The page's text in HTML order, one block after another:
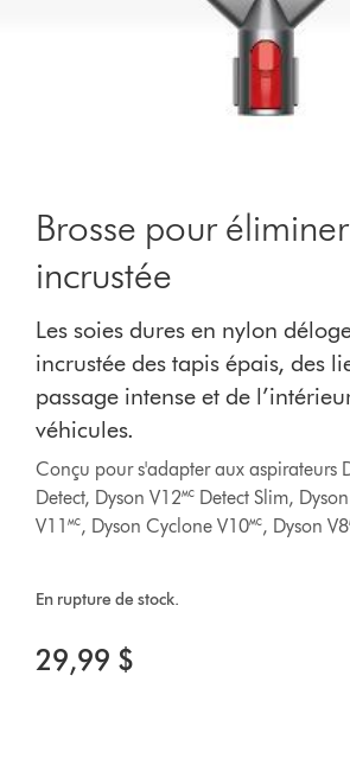
Brosse pour
incrustée
Les soies dures en nylon
incrustée des tapis épais, des
passage intense et de
véhicules.
Conçu pour s'adapter aux aspirateurs
Detect, Dyson V12🅪 Detect Slim,
V11🅪, Dyson Cyclone V10🅪, Dyson
En rupture de stock.
29,99 $